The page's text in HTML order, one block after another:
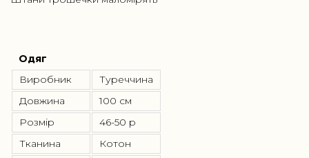
Одяг
Виробник
Туреччина
Довжина
100 см
Розмір
46-50 р
Тканина
Котон